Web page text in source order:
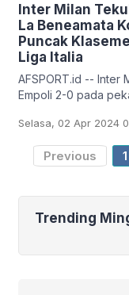
Inter Milan
La Beneamata
Puncak
Liga Italia
AFSPORT.id -- Inter
Empoli 2-0 pada
Milan, Selasa (2/4/
Sehingga, Milan
Selasa, 02 Apr 2024
Previous 1
Trending